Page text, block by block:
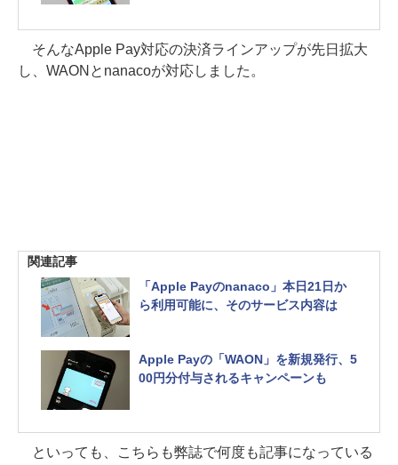
そんなApple Pay対応の決済ラインアップが先日拡大
し、WAONとnanacoが対応しました。
関連記事
「Apple Payのnanaco」本日21日か
ら利用可能に、そのサービス内容は
Apple Payの「WAON」を新規発行、5
00円分付与されるキャンペーンも
といっても、こちらも弊誌で何度も記事になっている